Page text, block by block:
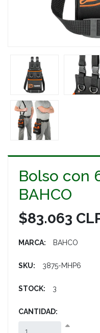
Bolso con
BAHCO
$83.063
MARCA: BAHCO
SKU: 3875-MHP6
STOCK: 3
CANTIDAD: